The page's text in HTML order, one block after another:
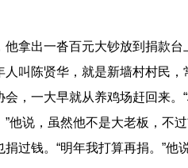
拿出一沓百元大钞放到捐款台
叫陈贤华，就是新墙村村民，
，一大早就从养鸡场赶回来。
他说，虽然他不是大老板，不
过钱。“明年我打算再捐。”他说